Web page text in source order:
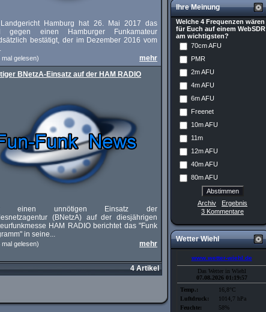
Hamburg hat 26. Mai 2017 das
gegen einen Hamburger Funkamateur
bestätigt, der im Dezember 2016 vom
mal gelesen)
mehr
BNetzA-Einsatz auf der HAM RADIO
einen unnötigen Einsatz der
(BNetzA) auf der diesjährigen
HAM RADIO berichtet das "Funk
in seine...
mal gelesen) mehr
4 Artikel
Ihre Meinung
Welche 4 Frequenzen wären
für Euch auf einem WebSDR
am wichtigsten?
70cm AFU
PMR
2m AFU
4m AFU
6m AFU
Freenet
10m AFU
11m
12m AFU
40m AFU
80m AFU
Archiv
Ergebnis
3 Kommentare
Wetter Wiehl